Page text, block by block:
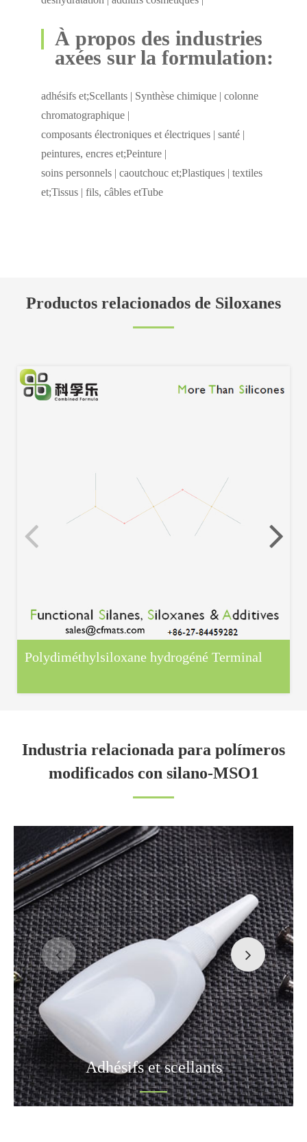
À propos des industries
axées sur la formulation:
adhésifs et;Scellants | Synthèse chimique | colonne
chromatographique |
composants électroniques et électriques | santé |
peintures, encres et;Peinture |
soins personnels | caoutchouc et;Plastiques | textiles
et;Tissus | fils, câbles etTube
Productos relacionados de Siloxanes
Polydiméthylsiloxane hydrogéné Terminal
Industria relacionada para polímeros
modificados con silano-MSO1
Adhésifs et scellants